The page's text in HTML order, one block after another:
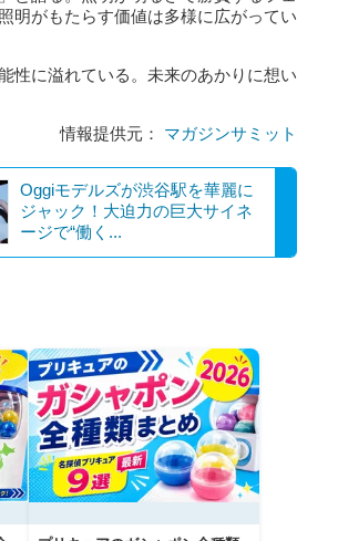
明がもたらす価値は多様に広がってい
性に溢れている。未来のあかりに想い
情報提供元： マガジンサミット
Oggiモデルズが渋谷駅を華麗に
ジャック！大迫力の巨大サイネ
ージで“働く...